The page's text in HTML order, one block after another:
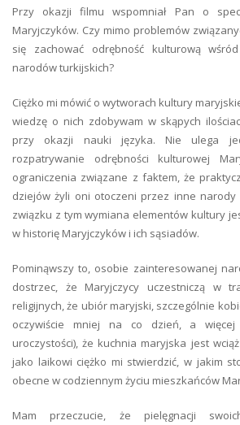
Przy okazji filmu wspomniał Pan o
Maryjczyków. Czy mimo problemów
się zachować odrębność kulturową
narodów turkijskich?
Ciężko mi mówić o wytworach kultury
wiedzę o nich zdobywam w skąpych
przy okazji nauki języka. Nie ulega
rozpatrywanie odrębności kulturowej
ograniczenia związane z faktem, że
dziejów żyli oni otoczeni przez inne
związku z tym wymiana elementów kultury
w historię Maryjczyków i ich sąsiadów.
Pominąwszy to, osobie zainteresowanej
dostrzec, że Maryjczycy uczestniczą w
religijnych, że ubiór maryjski, szczególnie
oczywiście mniej na co dzień, a
uroczystości), że kuchnia maryjska jest
jako laikowi ciężko mi stwierdzić, w jakim
obecne w codziennym życiu mieszkańców
Mam przeczucie, że pielęgnacji